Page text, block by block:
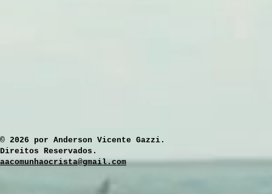
​© 2026 por Anderson Vicente Gazzi.
Direitos Reservados.
aacomunhaocrista@gmail.com